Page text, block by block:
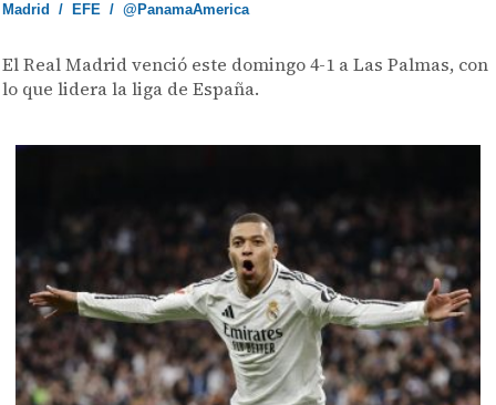
Madrid / EFE /@PanamaAmerica
El Real Madrid venció este domingo 4-1 a Las Palmas, con
lo que lidera la liga de España.